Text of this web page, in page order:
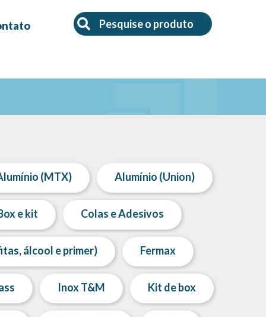
SearchSearch
(MTX) Alumínio (Union)
e kit Colas e Adesivos
álcool e primer) Fermax
Inox T&M Kit de box